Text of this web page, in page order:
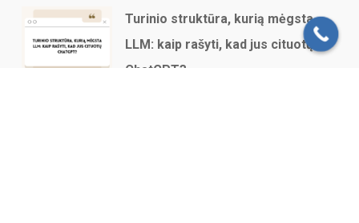
Turinio struktūra, kurią mėgsta
LLM: kaip rašyti, kad jus cituotų
ChatGPT?